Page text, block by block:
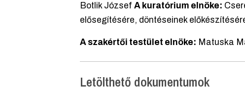
Botlik József A kuratórium elnöke:
elősegítésére, döntéseinek
A szakértői testület elnöke: Matuska
Letölthető dokumentumok